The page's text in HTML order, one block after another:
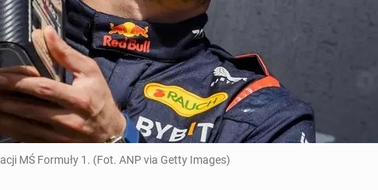
MŚ Formuły 1. (Fot. ANP via Getty Images)